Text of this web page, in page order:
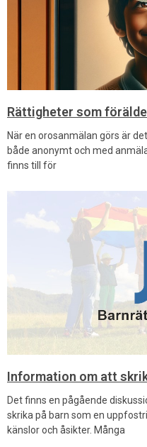
Rättigheter som
När en orosanmälan görs är
både anonymt och med
finns till för
Information om att
Det finns en pågående
skrika på barn som en
känslor och åsikter. Många